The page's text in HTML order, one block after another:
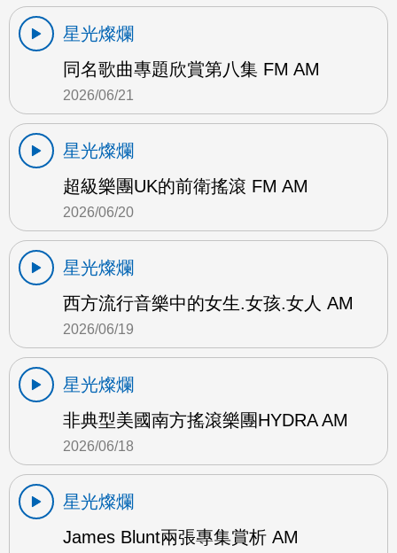
星光燦爛
同名歌曲專題欣賞第八集 FM AM
2026/06/21
星光燦爛
超級樂團UK的前衛搖滾 FM AM
2026/06/20
星光燦爛
西方流行音樂中的女生.女孩.女人 AM
2026/06/19
星光燦爛
非典型美國南方搖滾樂團HYDRA AM
2026/06/18
星光燦爛
James Blunt兩張專集賞析 AM